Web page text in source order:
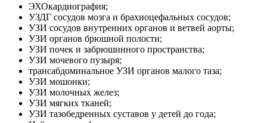
ЭХОкардиография;
УЗДГ сосудов мозга и брахиоцефальных сосудов;
УЗИ сосудов внутренних органов и ветвей аорты;
УЗИ органов брюшной полости;
УЗИ почек и забрюшинного пространства;
УЗИ мочевого пузыря;
трансабдоминальное УЗИ органов малого таза;
УЗИ мошонки;
УЗИ молочных желез;
УЗИ мягких тканей;
УЗИ тазобедренных суставов у детей до года;